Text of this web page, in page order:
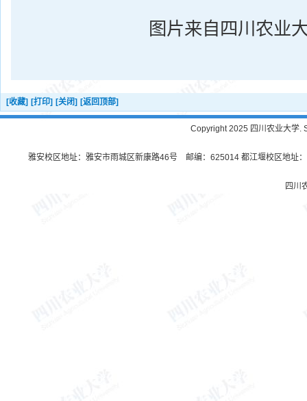
图片来自四川农业
[收藏] [打印] [关闭] [返回顶部]
Copyright 2025 四川农业大学.
雅安校区地址：雅安市雨城区新康路46号 邮编：625014 都江堰校区地址
四川